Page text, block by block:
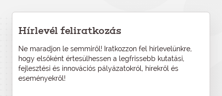
Hírlevél feliratkozás
Ne maradjon le semmiről! Iratkozzon fel hírlevelünkre,
hogy elsőként értesülhessen a legfrissebb kutatási,
fejlesztési és innovációs pályázatokról, hírekről és
eseményekről!